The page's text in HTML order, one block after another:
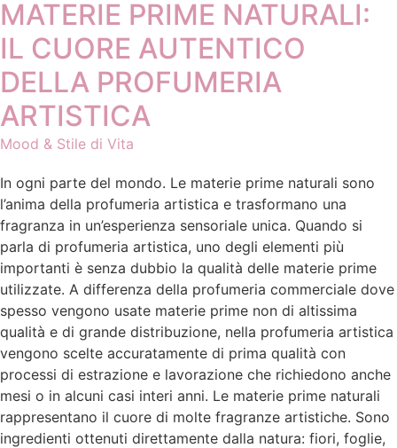
MATERIE PRIME NATURALI:
IL CUORE AUTENTICO
DELLA PROFUMERIA
ARTISTICA
Mood & Stile di Vita
In ogni parte del mondo. Le materie prime naturali sono
l’anima della profumeria artistica e trasformano una
fragranza in un’esperienza sensoriale unica. Quando si
parla di profumeria artistica, uno degli elementi più
importanti è senza dubbio la qualità delle materie prime
utilizzate. A differenza della profumeria commerciale dove
spesso vengono usate materie prime non di altissima
qualità e di grande distribuzione, nella profumeria artistica
vengono scelte accuratamente di prima qualità con
processi di estrazione e lavorazione che richiedono anche
mesi o in alcuni casi interi anni. Le materie prime naturali
rappresentano il cuore di molte fragranze artistiche. Sono
ingredienti ottenuti direttamente dalla natura: fiori, foglie,